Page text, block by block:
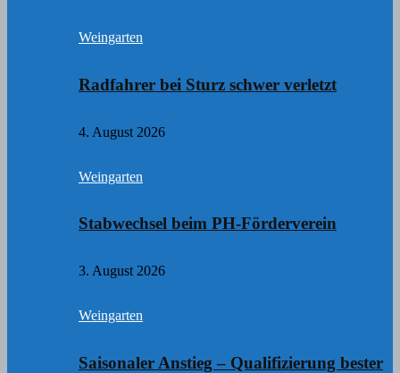
Weingarten
Radfahrer bei Sturz schwer verletzt
4. August 2026
Weingarten
Stabwechsel beim PH-Förderverein
3. August 2026
Weingarten
Saisonaler Anstieg – Qualifizierung bester